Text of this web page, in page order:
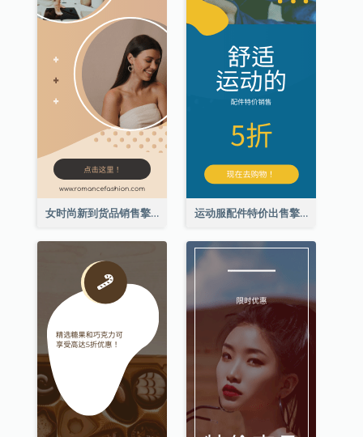
女时尚新到货品销售擎天柱广告 运动服配件特价出售擎天柱广告